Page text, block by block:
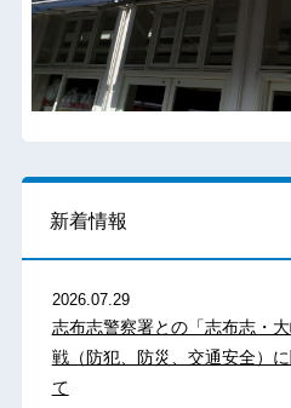
新着情報
2026.07.29
志布志警察署との「志布志・
戦（防犯、防災、交通安全）
て